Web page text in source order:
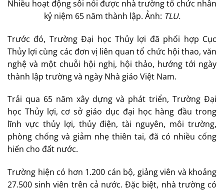
Nhiều hoạt động sôi nổi được nhà trường tổ chức nhân
kỷ niệm 65 năm thành lập. Ảnh: TLU.
Trước đó, Trường Đại học Thủy lợi đã phối hợp Cục
Thủy lợi cùng các đơn vị liên quan tổ chức hội thao, văn
nghệ và một chuỗi hội nghị, hội thảo, hướng tới ngày
thành lập trường và ngày Nhà giáo Việt Nam.
Trải qua 65 năm xây dựng và phát triển, Trường Đại
học Thủy lợi, cơ sở giáo dục đại học hàng đầu trong
lĩnh vực thủy lợi, thủy điện, tài nguyên, môi trường,
phòng chống và giảm nhẹ thiên tai, đã có nhiều cống
hiến cho đất nước.
Trường hiện có hơn 1.200 cán bộ, giảng viên và khoảng
27.500 sinh viên trên cả nước. Đặc biệt, nhà trường có